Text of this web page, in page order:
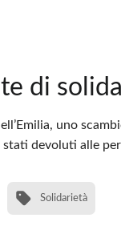
di
uno
devoluti alle
Solidarietà